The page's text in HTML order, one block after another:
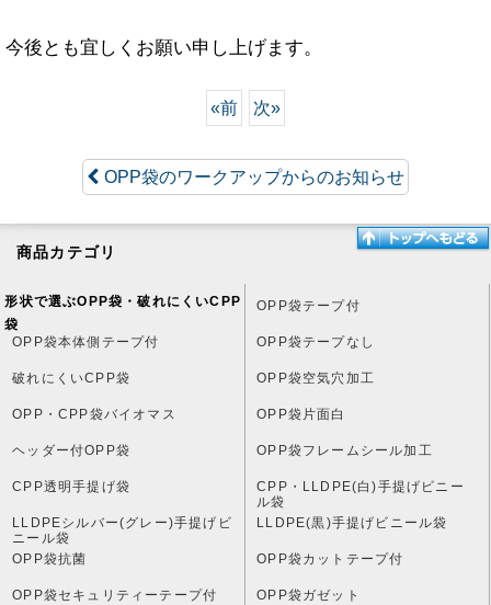
今後とも宜しくお願い申し上げます。
«前 次»
OPP袋のワークアップからのお知らせ
商品カテゴリ
形状で選ぶOPP袋・破れにくいCPP
袋
OPP袋テープ付
OPP袋本体側テープ付 OPP袋テープなし
破れにくいCPP袋 OPP袋空気穴加工
OPP・CPP袋バイオマス OPP袋片面白
ヘッダー付OPP袋 OPP袋フレームシール加工
CPP透明手提げ袋
CPP・LLDPE(白)手提げビニー
ル袋
LLDPEシルバー(グレー)手提げビ
ニール袋
LLDPE(黒)手提げビニール袋
OPP袋抗菌 OPP袋カットテープ付
OPP袋セキュリティーテープ付 OPP袋ガゼット